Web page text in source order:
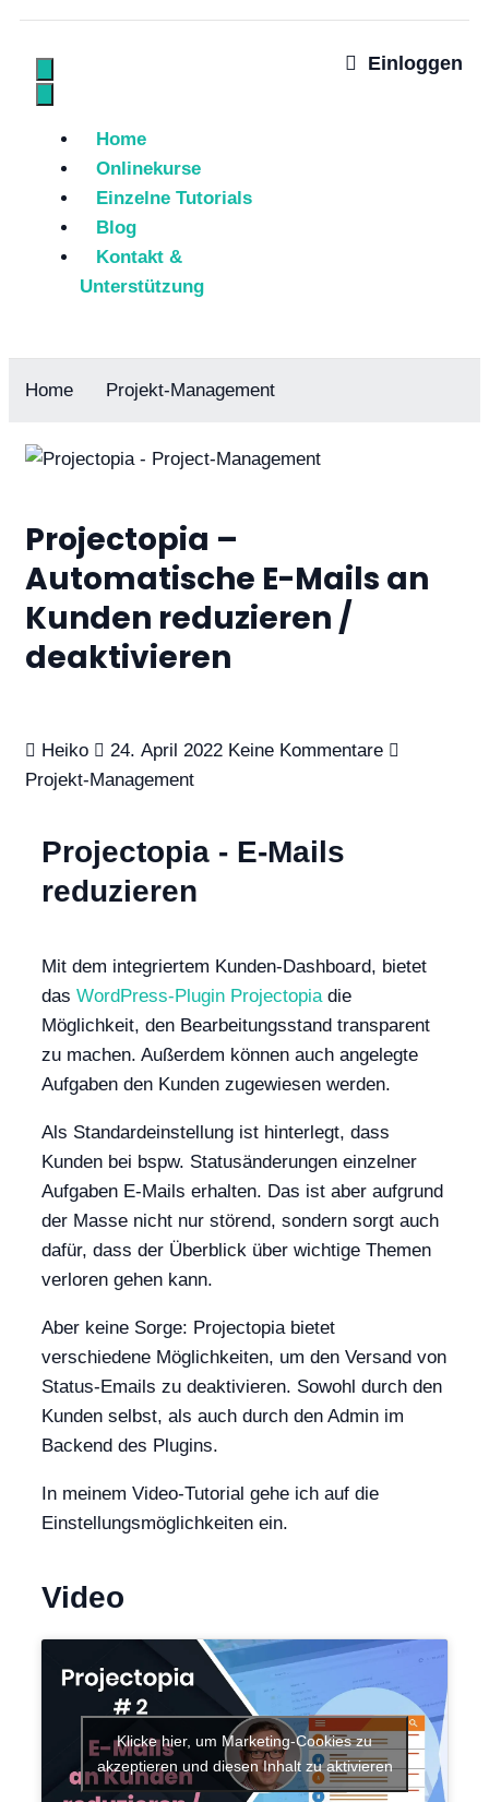
Home
Onlinekurse
Einzelne Tutorials
Blog
Kontakt &
Unterstützung
Einloggen
Home Projekt-Management
Projectopia –
Automatische E-Mails an
Kunden reduzieren /
deaktivieren
Heiko 24. April 2022 Keine Kommentare
Projekt-Management
Projectopia - E-Mails
reduzieren
Mit dem integriertem Kunden-Dashboard, bietet
das WordPress-Plugin Projectopiadie
Möglichkeit, den Bearbeitungsstand transparent
zu machen. Außerdem können auch angelegte
Aufgaben den Kunden zugewiesen werden.
Als Standardeinstellung ist hinterlegt, dass
Kunden bei bspw. Statusänderungen einzelner
Aufgaben E-Mails erhalten. Das ist aber aufgrund
der Masse nicht nur störend, sondern sorgt auch
dafür, dass der Überblick über wichtige Themen
verloren gehen kann.
Aber keine Sorge: Projectopia bietet
verschiedene Möglichkeiten, um den Versand von
Status-Emails zu deaktivieren. Sowohl durch den
Kunden selbst, als auch durch den Admin im
Backend des Plugins.
In meinem Video-Tutorial gehe ich auf die
Einstellungsmöglichkeiten ein.
Video
Klicke hier, um Marketing-Cookies zu
akzeptieren und diesen Inhalt zu aktivieren